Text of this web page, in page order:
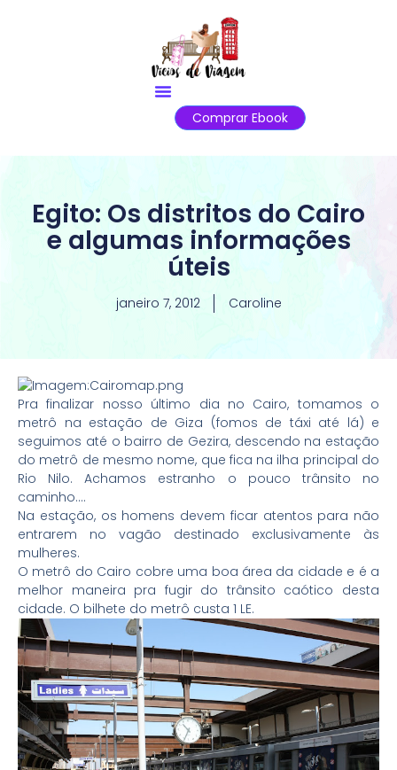
Comprar Ebook
Egito: Os distritos do Cairo
e algumas informações
úteis
janeiro 7, 2012 Caroline
Pra finalizar nosso último dia no Cairo, tomamos o
metrô na estação de Giza (fomos de táxi até lá) e
seguimos até o bairro de Gezira, descendo na estação
do metrô de mesmo nome, que fica na ilha principal do
Rio Nilo. Achamos estranho o pouco trânsito no
caminho….
Na estação, os homens devem ficar atentos para não
entrarem no vagão destinado exclusivamente às
mulheres.
O metrô do Cairo cobre uma boa área da cidade e é a
melhor maneira pra fugir do trânsito caótico desta
cidade. O bilhete do metrô custa 1 LE.